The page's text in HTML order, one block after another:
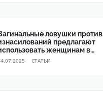
ловушки против
предлагают
женщинам в
CТАТЬИ